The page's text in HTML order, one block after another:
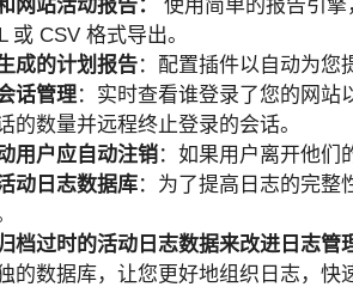
网站活动报告：
使用简单的报告引
或 CSV 格式导出。
成的计划报告：配置插件以自动为您
话管理：实时查看谁登录了您的网
的数量并远程终止登录的会话。
用户应自动注销：如果用户离开他们
动日志数据库：为了提高日志的完整
档过时的活动日志数据来改进日志管
的数据库，让您更好地组织日志，